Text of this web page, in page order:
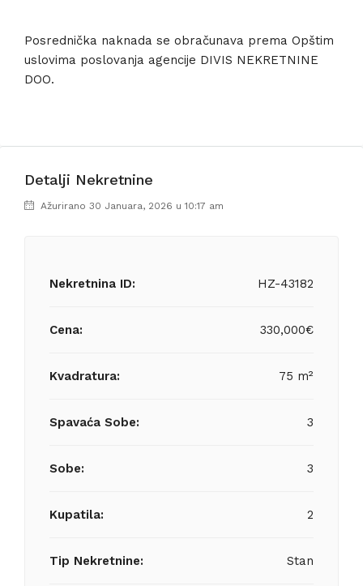
Posrednička naknada se obračunava prema Opštim
uslovima poslovanja agencije DIVIS NEKRETNINE
DOO.
Detalji Nekretnine
Ažurirano 30 Januara, 2026 u 10:17 am
Nekretnina ID: HZ-43182
Cena: 330,000€
Kvadratura: 75 m²
Spavaća Sobe: 3
Sobe: 3
Kupatila: 2
Tip Nekretnine: Stan